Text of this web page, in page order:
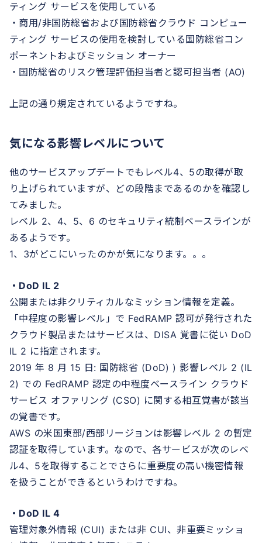
ティング サービスを使用している
・商用/非国防総省および国防総省クラウド コンピュー
ティング サービスの使用を検討している国防総省コン
ポーネントおよびミッション オーナー
・国防総省のリスク管理評価担当者と認可担当者 (AO)
上記の通り規定されているようですね。
気になる影響レベルについて
他のサービスアップデートでもレベル4、5の取得が取
り上げられていますが、どの段階まであるのかを確認し
てみました。
レベル 2、4、5、6 のセキュリティ統制ベースラインが
あるようです。
1、3がどこにいったのかが気になります。。。
・DoD IL 2
公開または非クリティカルなミッション情報を定義。
「中程度の影響レベル」で FedRAMP 認可が発行された
クラウド製品またはサービスは、DISA 覚書に従い DoD
IL 2 に指定されます。
2019 年 8 月 15 日: 国防総省 (DoD) ) 影響レベル 2 (IL
2) での FedRAMP 認定の中程度ベースライン クラウド
サービス オファリング (CSO) に関する相互覚書が該当
の覚書です。
AWS の米国東部/西部リージョンは影響レベル 2 の暫定
認証を取得しています。なので、各サービスが次のレベ
ル4、5を取得することでさらに重要度の高い機密情報
を扱うことができるというわけですね。
・DoD IL 4
管理対象外情報 (CUI) または非 CUI、非重要ミッショ